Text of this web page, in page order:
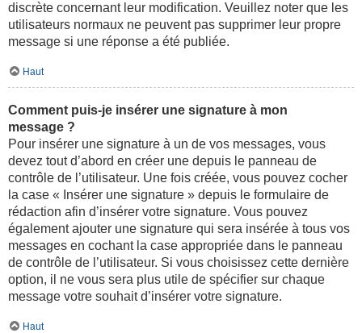
discrète concernant leur modification. Veuillez noter que les
utilisateurs normaux ne peuvent pas supprimer leur propre
message si une réponse a été publiée.
Haut
Comment puis-je insérer une signature à mon
message ?
Pour insérer une signature à un de vos messages, vous
devez tout d’abord en créer une depuis le panneau de
contrôle de l’utilisateur. Une fois créée, vous pouvez cocher
la case « Insérer une signature » depuis le formulaire de
rédaction afin d’insérer votre signature. Vous pouvez
également ajouter une signature qui sera insérée à tous vos
messages en cochant la case appropriée dans le panneau
de contrôle de l’utilisateur. Si vous choisissez cette dernière
option, il ne vous sera plus utile de spécifier sur chaque
message votre souhait d’insérer votre signature.
Haut